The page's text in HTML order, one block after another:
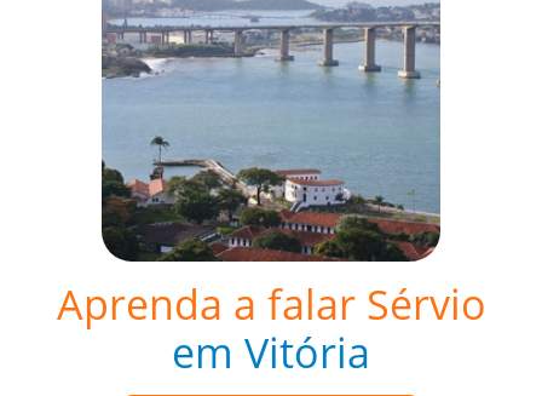
Aprenda a falar Sérvio
em Vitória